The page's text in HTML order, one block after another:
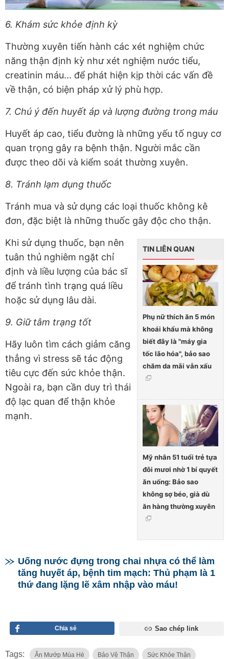
6. Khám sức khỏe định kỳ
Thường xuyên tiến hành các xét nghiệm chức
năng thận định kỳ như xét nghiệm nước tiểu,
creatinin máu... để phát hiện kịp thời các vấn đề
về thận, có biện pháp xử lý phù hợp.
7. Chú ý đến huyết áp và lượng đường trong máu
Huyết áp cao, tiểu đường là những yếu tố nguy cơ
quan trọng gây ra bệnh thận. Người mắc cần
được theo dõi và kiểm soát thường xuyên.
8. Tránh lạm dụng thuốc
Tránh mua và sử dụng các loại thuốc không kê
đơn, đặc biệt là những thuốc gây độc cho thận.
TIN LIÊN QUAN
Phụ nữ thích ăn 5 món
khoái khẩu mà không
biết đây là "máy gia
tốc lão hóa", bảo sao
chăm da mãi vẫn xấu
Mỹ nhân 51 tuổi trẻ tựa
đôi mươi nhờ 1 bí quyết
ăn uống: Bảo sao
không sợ béo, già dù
ăn hàng thường xuyên
Khi sử dụng thuốc, bạn nên
tuân thủ nghiêm ngặt chỉ
định và liều lượng của bác sĩ
để tránh tình trạng quá liều
hoặc sử dụng lâu dài.
9. Giữ tâm trạng tốt
Hãy luôn tìm cách giảm căng
thẳng vì stress sẽ tác động
tiêu cực đến sức khỏe thận.
Ngoài ra, bạn cần duy trì thái
độ lạc quan để thận khỏe
mạnh.
Uống nước đựng trong chai nhựa có thể làm
tăng huyết áp, bệnh tim mạch: Thủ phạm là 1
thứ đang lặng lẽ xâm nhập vào máu!
Chia sẻ Sao chép link
Tags: Ăn Mướp Mùa Hè Bảo Vệ Thận Sức Khỏe Thận